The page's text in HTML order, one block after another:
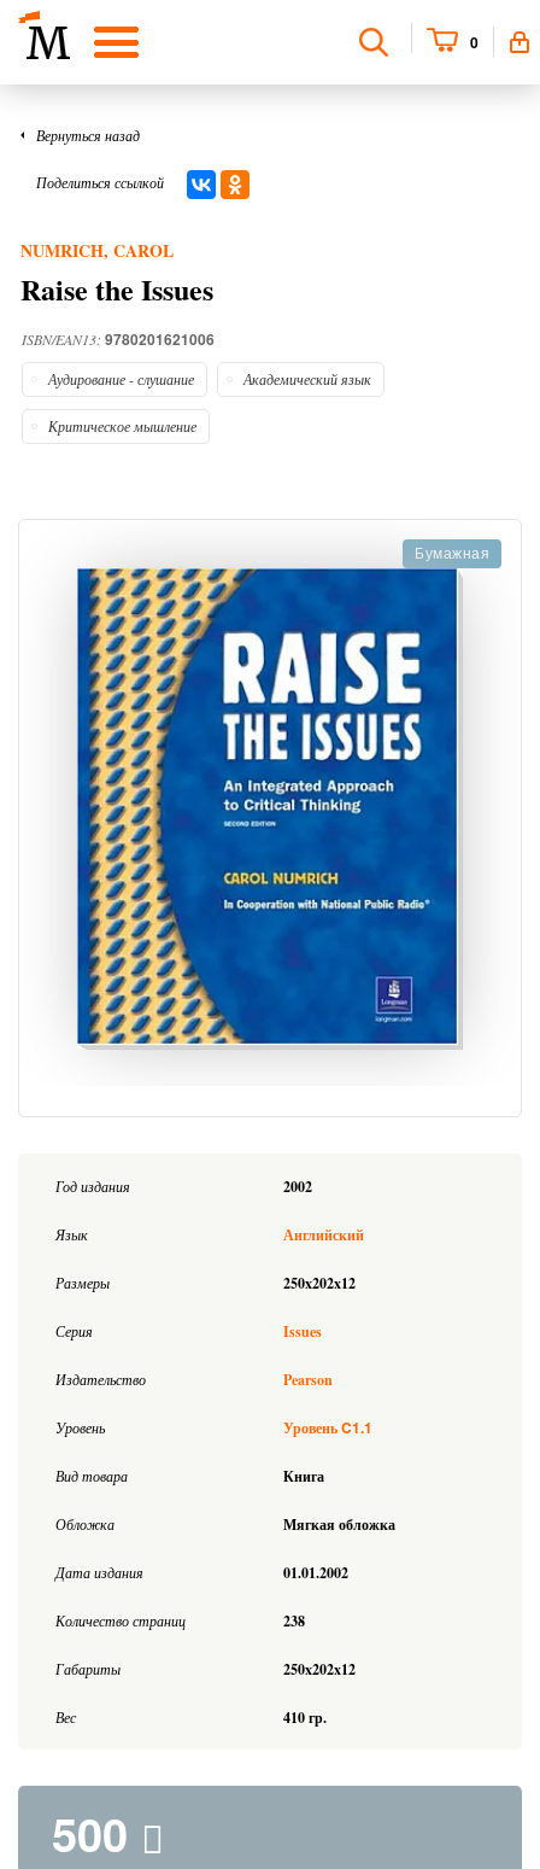
0
Вернуться назад
Поделиться ссылкой
NUMRICH, CAROL
Raise the Issues
ISBN/EAN13: 9780201621006
Аудирование - слушание Академический язык
Критическое мышление
Бумажная
Год издания 2002
Язык Английский
Размеры 250x202x12
Серия Issues
Издательство Pearson
Уровень УровеньC1.1
Вид товара Книга
Обложка Мягкая обложка
Дата издания 01.01.2002
Количество страниц 238
Габариты 250x202x12
Вес 410 гр.
500